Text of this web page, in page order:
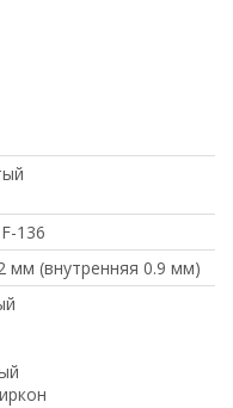
136
мм (внутренняя 0.9 мм)